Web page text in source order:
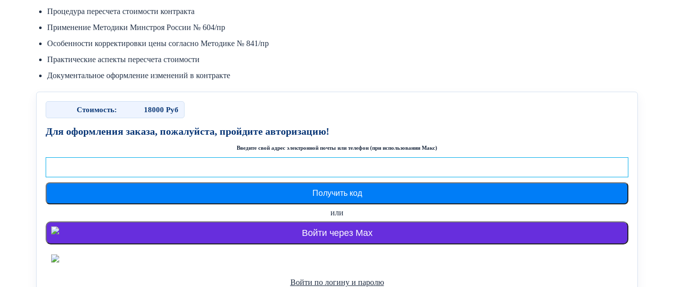
Стоимость: 18000 Руб
Для оформления заказа, пожалуйста, пройдите авторизацию!
Введите свой адрес электронной почты или телефон (при использовании Макс)
или
Войти через Max
Войти через Яндекс
Войти по логину и паролю
Процедура пересчета стоимости контракта
Применение Методики Минстроя России № 604/пр
Особенности корректировки цены согласно Методике № 841/пр
Практические аспекты пересчета стоимости
Документальное оформление изменений в контракте